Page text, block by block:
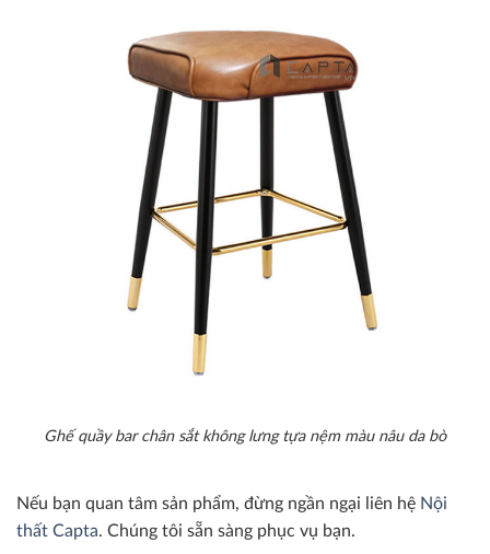
Ghế quầy bar chân sắt không lưng tựa nệm màu nâu da bò
Nếu bạn quan tâm sản phẩm, đừng ngần ngại liên hệ Nội
thất Capta. Chúng tôi sẵn sàng phục vụ bạn.